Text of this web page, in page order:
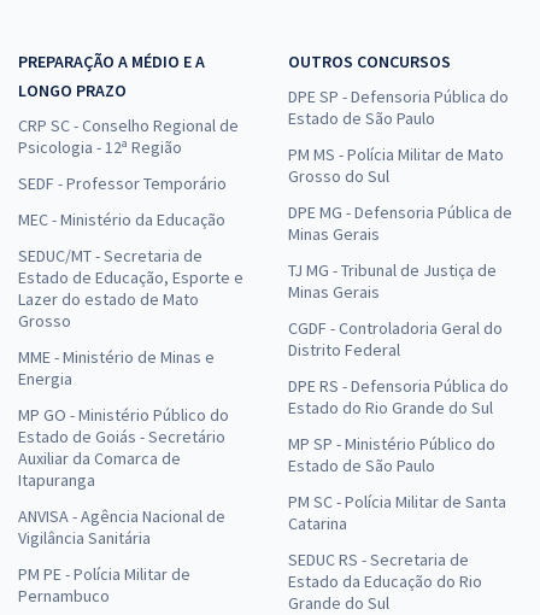
PREPARAÇÃO A MÉDIO E A
LONGO PRAZO
CRP SC - Conselho Regional de
Psicologia - 12ª Região
SEDF - Professor Temporário
MEC - Ministério da Educação
SEDUC/MT - Secretaria de
Estado de Educação, Esporte e
Lazer do estado de Mato
Grosso
MME - Ministério de Minas e
Energia
MP GO - Ministério Público do
Estado de Goiás - Secretário
Auxiliar da Comarca de
Itapuranga
ANVISA - Agência Nacional de
Vigilância Sanitária
PM PE - Polícia Militar de
Pernambuco
OUTROS CONCURSOS
DPE SP - Defensoria Pública do
Estado de São Paulo
PM MS - Polícia Militar de Mato
Grosso do Sul
DPE MG - Defensoria Pública de
Minas Gerais
TJ MG - Tribunal de Justiça de
Minas Gerais
CGDF - Controladoria Geral do
Distrito Federal
DPE RS - Defensoria Pública do
Estado do Rio Grande do Sul
MP SP - Ministério Público do
Estado de São Paulo
PM SC - Polícia Militar de Santa
Catarina
SEDUC RS - Secretaria de
Estado da Educação do Rio
Grande do Sul